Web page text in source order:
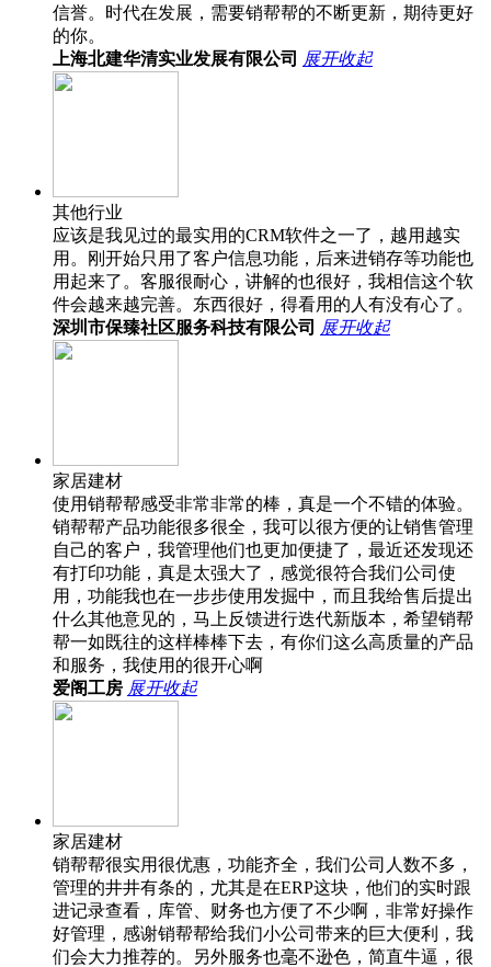
信誉。时代在发展，需要销帮帮的不断更新，期待更好
的你。
上海北建华清实业发展有限公司 展开收起
其他行业
应该是我见过的最实用的CRM软件之一了，越用越实
用。刚开始只用了客户信息功能，后来进销存等功能也
用起来了。客服很耐心，讲解的也很好，我相信这个软
件会越来越完善。东西很好，得看用的人有没有心了。
深圳市保臻社区服务科技有限公司 展开收起
家居建材
使用销帮帮感受非常非常的棒，真是一个不错的体验。
销帮帮产品功能很多很全，我可以很方便的让销售管理
自己的客户，我管理他们也更加便捷了，最近还发现还
有打印功能，真是太强大了，感觉很符合我们公司使
用，功能我也在一步步使用发掘中，而且我给售后提出
什么其他意见的，马上反馈进行迭代新版本，希望销帮
帮一如既往的这样棒棒下去，有你们这么高质量的产品
和服务，我使用的很开心啊
爱阁工房 展开收起
家居建材
销帮帮很实用很优惠，功能齐全，我们公司人数不多，
管理的井井有条的，尤其是在ERP这块，他们的实时跟
进记录查看，库管、财务也方便了不少啊，非常好操作
好管理，感谢销帮帮给我们小公司带来的巨大便利，我
们会大力推荐的。另外服务也毫不逊色，简直牛逼，很